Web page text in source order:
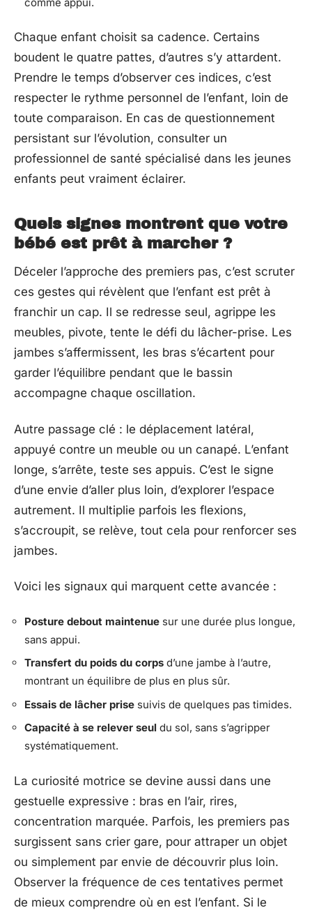
Chaque enfant choisit sa cadence. Certains
boudent le quatre pattes, d’autres s’y attardent.
Prendre le temps d’observer ces indices, c’est
respecter le rythme personnel de l’enfant, loin de
toute comparaison. En cas de questionnement
persistant sur l’évolution, consulter un
professionnel de santé spécialisé dans les jeunes
enfants peut vraiment éclairer.
Quels signes montrent que votre
bébé est prêt à marcher ?
Déceler l’approche des premiers pas, c’est scruter
ces gestes qui révèlent que l’enfant est prêt à
franchir un cap. Il se redresse seul, agrippe les
meubles, pivote, tente le défi du lâcher-prise. Les
jambes s’affermissent, les bras s’écartent pour
garder l’équilibre pendant que le bassin
accompagne chaque oscillation.
Autre passage clé : le déplacement latéral,
appuyé contre un meuble ou un canapé. L’enfant
longe, s’arrête, teste ses appuis. C’est le signe
d’une envie d’aller plus loin, d’explorer l’espace
autrement. Il multiplie parfois les flexions,
s’accroupit, se relève, tout cela pour renforcer ses
jambes.
Voici les signaux qui marquent cette avancée :
Posture debout maintenue sur une durée plus longue,
sans appui.
Transfert du poids du corps d’une jambe à l’autre,
montrant un équilibre de plus en plus sûr.
Essais de lâcher prise suivis de quelques pas timides.
Capacité à se relever seul du sol, sans s’agripper
systématiquement.
La curiosité motrice se devine aussi dans une
gestuelle expressive : bras en l’air, rires,
concentration marquée. Parfois, les premiers pas
surgissent sans crier gare, pour attraper un objet
ou simplement par envie de découvrir plus loin.
Observer la fréquence de ces tentatives permet
de mieux comprendre où en est l’enfant. Si le